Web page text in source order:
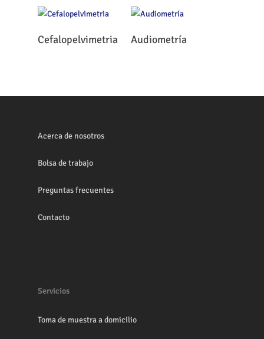
Leer Más
Cefalopelvimetria Leer Más
Audiometría
Acerca de nosotros
Bolsa de trabajo
Preguntas frecuentes
Contacto
Servicios
Toma de muestra a domicilio